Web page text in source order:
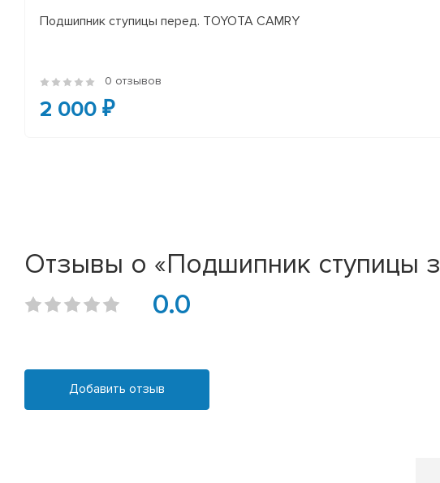
Подшипник ступицы перед. TOYOTA CAMRY
0 отзывов
2 000 ₽
Отзывы о «Подшипник ступицы
0.0
Добавить отзыв